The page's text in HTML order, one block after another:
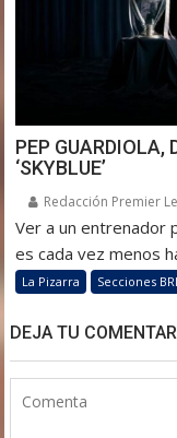
PEP GUARDIOLA,
‘SKYBLUE’
Redacción Premier
Ver a un entrenador
es cada vez menos
La Pizarra Secciones
DEJA TU